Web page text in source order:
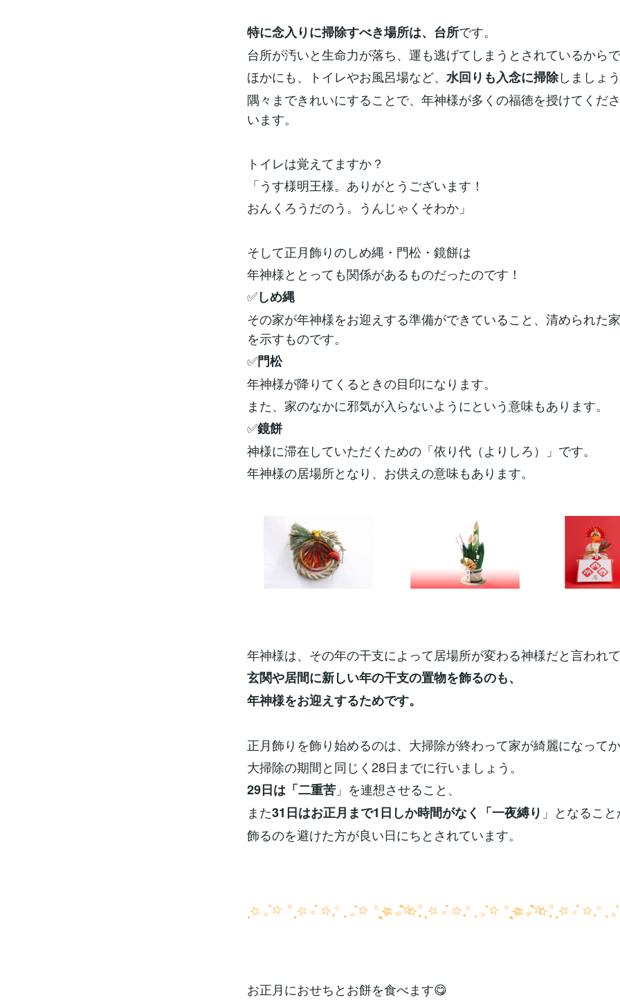
特に念入りに掃除すべき場所は、台所です。
台所が汚いと生命力が落ち、運も逃げてしまうとされているから
ほかにも、トイレやお風呂場など、 水回りも入念に掃除しましょ
隅々まできれいにすることで、年神様が多くの福徳を授けてくだ
います。
トイレは覚えてますか？
「うす様明王様。ありがとうございます！
おんくろうだのう。うんじゃくそわか」
そして正月飾りのしめ縄・門松・鏡餅は
年神様ととっても関係があるものだったのです！
✅しめ縄
その家が年神様をお迎えする準備ができていること、清められた
を示すものです。
✅門松
年神様が降りてくるときの目印になります。
また、家のなかに邪気が入らないようにという意味もあります。
✅鏡餅
神様に滞在していただくための「依り代（よりしろ）」です。
年神様の居場所となり、お供えの意味もあります。
年神様は、その年の干支によって居場所が変わる神様だと言われ
玄関や居間に新しい年の干支の置物を飾るのも、
年神様をお迎えするためです。
正月飾りを飾り始めるのは、大掃除が終わって家が綺麗になって
大掃除の期間と同じく28日までに行いましょう。
29日は「二重苦 」を連想させること、
また31日はお正月まで1日しか時間がなく「一夜縛り 」となるこ
飾るのを避けた方が良い日にちとされています。
お正月におせちとお餅を食べます😋